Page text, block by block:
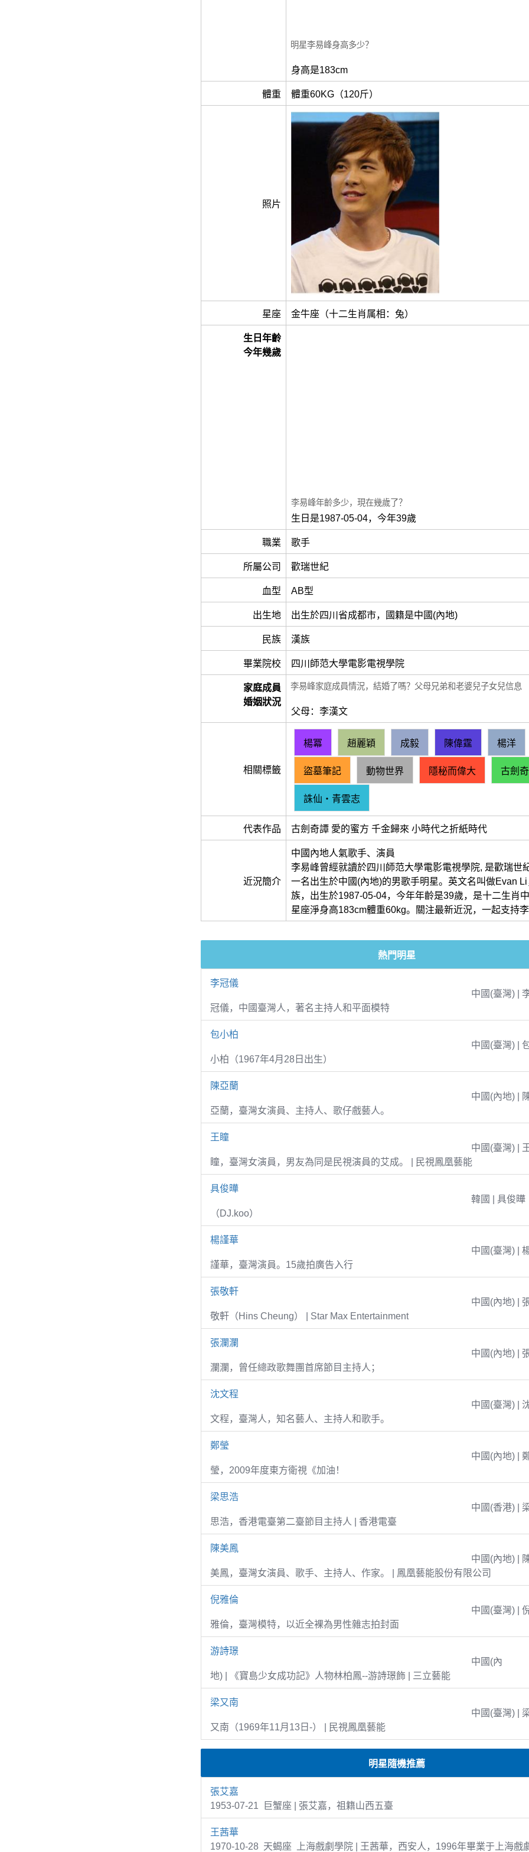
明星李易峰身高多少？
身高是183cm
體重 體重60KG（120斤）
照片
星座 金牛座（十二生肖属相：兔）
生日年齡
今年幾歲
李易峰年齡多少，現在幾歲了？
生日是1987-05-04，今年39歲
職業 歌手
所屬公司 歡瑞世紀
血型 AB型
出生地 出生於四川省成都市，國籍是中國(內地)
民族 漢族
畢業院校 四川師范大學電影電視學院
家庭成員
婚姻狀況
李易峰家庭成員情況，結婚了嗎？父母兄弟和老婆兒子女兒信息
父母：李漢文
相關標籤
楊冪 趙麗穎 成毅 陳偉霆 楊洋
盜墓筆記 動物世界 隱秘而偉大 古劍
誅仙‧青雲志
代表作品 古劍奇譚 愛的蜜方 千金歸來 小時代之折紙時代
近況簡介
中國內地人氣歌手、演員
李易峰曾經就讀於四川師范大學電影電視學院, 是歡瑞世
一名出生於中國(內地)的男歌手明星。英文名叫做Evan
族，出生於1987-05-04，今年年齡是39歲，是十二生肖
星座淨身高183cm體重60kg。關注最新近況，一起支持
熱門明星
李冠儀
中國(臺灣) |
冠儀，中國臺灣人，著名主持人和平面模特
包小柏
中國(臺灣) |
小柏（1967年4月28日出生）
陳亞蘭
中國(內地) |
亞蘭，臺灣女演員、主持人、歌仔戲藝人。
王瞳
中國(臺灣) |
瞳，臺灣女演員，男友為同是民視演員的艾成。 | 民視鳳凰藝能
具俊曄
韓國 | 具俊曄
（DJ.koo）
楊謹華
中國(臺灣) |
謹華，臺灣演員。15歲拍廣告入行
張敬軒
中國(內地) |
敬軒（Hins Cheung） | Star Max Entertainment
張瀾瀾
中國(內地) |
瀾瀾，曾任總政歌舞團首席節目主持人；
沈文程
中國(臺灣) |
文程，臺灣人，知名藝人、主持人和歌手。
鄭瑩
中國(內地) |
瑩，2009年度東方衛視《加油！
梁思浩
中國(香港) |
思浩，香港電臺第二臺節目主持人 | 香港電臺
陳美鳳
中國(內地) |
美鳳，臺灣女演員、歌手、主持人、作家。 | 鳳凰藝能股份有限公司
倪雅倫
中國(臺灣) |
雅倫，臺灣模特，以近全裸為男性雜志拍封面
游詩璟
中國(內
地) | 《寶島少女成功記》人物林柏鳳--游詩璟飾 | 三立藝能
梁又南
中國(臺灣) |
又南（1969年11月13日-） | 民視鳳凰藝能
明星隨機推薦
張艾嘉
1953-07-21 巨蟹座 | 張艾嘉，祖籍山西五臺
王茜華
1970-10-28 天蝎座 上海戲劇學院 | 王茜華，西安人，1996年畢業于上海戲